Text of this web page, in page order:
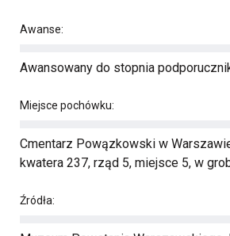
Awanse:
Awansowany do stopnia
Miejsce pochówku:
Cmentarz Powązkowski w
kwatera 237, rząd 5, miejsce 5, w
Źródła: